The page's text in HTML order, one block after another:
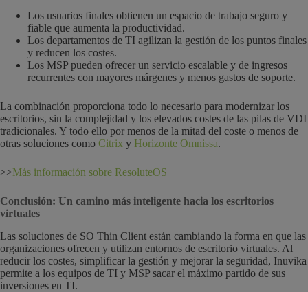
Los usuarios finales obtienen un espacio de trabajo seguro y
fiable que aumenta la productividad.
Los departamentos de TI agilizan la gestión de los puntos finales
y reducen los costes.
Los MSP pueden ofrecer un servicio escalable y de ingresos
recurrentes con mayores márgenes y menos gastos de soporte.
La combinación proporciona todo lo necesario para modernizar los
escritorios, sin la complejidad y los elevados costes de las pilas de VDI
tradicionales. Y todo ello por menos de la mitad del coste o menos de
otras soluciones como Citrix y Horizonte Omnissa.
>>Más información sobre ResoluteOS
Conclusión: Un camino más inteligente hacia los escritorios
virtuales
Las soluciones de SO Thin Client están cambiando la forma en que las
organizaciones ofrecen y utilizan entornos de escritorio virtuales. Al
reducir los costes, simplificar la gestión y mejorar la seguridad, Inuvika
permite a los equipos de TI y MSP sacar el máximo partido de sus
inversiones en TI.